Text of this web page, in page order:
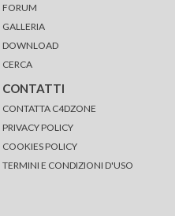
FORUM
GALLERIA
DOWNLOAD
CERCA
CONTATTI
CONTATTA C4DZONE
PRIVACY POLICY
COOKIES POLICY
TERMINI E CONDIZIONI D'USO